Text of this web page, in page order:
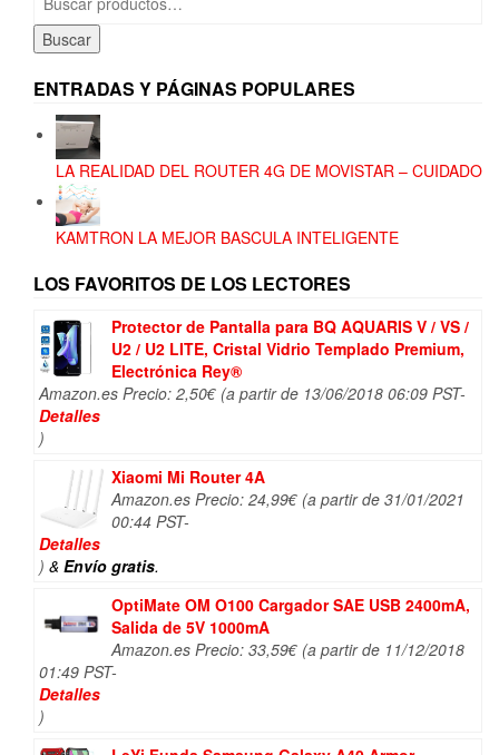
por:
Buscar
ENTRADAS Y PÁGINAS POPULARES
LA REALIDAD DEL ROUTER 4G DE MOVISTAR – CUIDADO
KAMTRON LA MEJOR BASCULA INTELIGENTE
LOS FAVORITOS DE LOS LECTORES
Protector de Pantalla para BQ AQUARIS V / VS /
U2 / U2 LITE, Cristal Vidrio Templado Premium,
Electrónica Rey®
Amazon.es Precio: 2,50€ (a partir de 13/06/2018 06:09 PST-
Detalles
)
Xiaomi Mi Router 4A
Amazon.es Precio: 24,99€ (a partir de 31/01/2021
00:44 PST-
Detalles
) & Envío gratis.
OptiMate OM O100 Cargador SAE USB 2400mA,
Salida de 5V 1000mA
Amazon.es Precio: 33,59€ (a partir de 11/12/2018
01:49 PST-
Detalles
)